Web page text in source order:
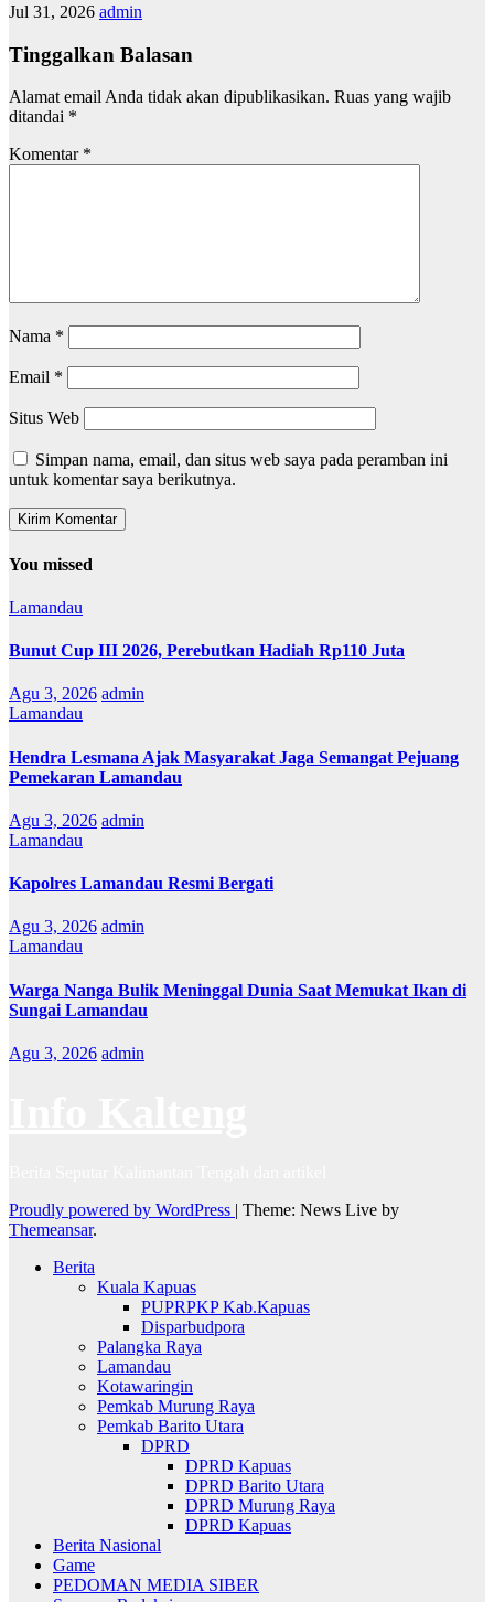
Jul 31, 2026 admin
Tinggalkan Balasan
Alamat email Anda tidak akan dipublikasikan. Ruas yang wajib
ditandai *
Komentar *
Nama *
Email *
Situs Web
Simpan nama, email, dan situs web saya pada peramban ini
untuk komentar saya berikutnya.
You missed
Lamandau
Bunut Cup III 2026, Perebutkan Hadiah Rp110 Juta
Agu 3, 2026 admin
Lamandau
Hendra Lesmana Ajak Masyarakat Jaga Semangat Pejuang
Pemekaran Lamandau
Agu 3, 2026 admin
Lamandau
Kapolres Lamandau Resmi Bergati
Agu 3, 2026 admin
Lamandau
Warga Nanga Bulik Meninggal Dunia Saat Memukat Ikan di
Sungai Lamandau
Agu 3, 2026 admin
Proudly powered by WordPress | Theme: News Live by
Themeansar.
Berita
Kuala Kapuas
PUPRPKP Kab.Kapuas
Disparbudpora
Palangka Raya
Lamandau
Kotawaringin
Pemkab Murung Raya
Pemkab Barito Utara
DPRD
DPRD Kapuas
DPRD Barito Utara
DPRD Murung Raya
DPRD Kapuas
Berita Nasional
Game
PEDOMAN MEDIA SIBER